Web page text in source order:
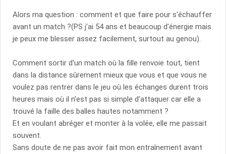
Alors ma question : comment et que faire pour s'échauffer
avant un match ?(PS j'ai 54 ans et beaucoup d'énergie mais
je peux me blesser assez facilement, surtout au genou).
Comment sortir d'un match où la fille renvoie tout, tient
dans la distance sûrement mieux que vous et que vous ne
voulez pas rentrer dans le jeu où les échanges durent trois
heures mais où il n'est pas si simple d'attaquer car elle a
trouvé la faille des balles hautes notamment ?
Et en voulant abréger et monter à la volée, elle me passait
souvent.
Sans doute de ne pas avoir fait mon entraînement avant